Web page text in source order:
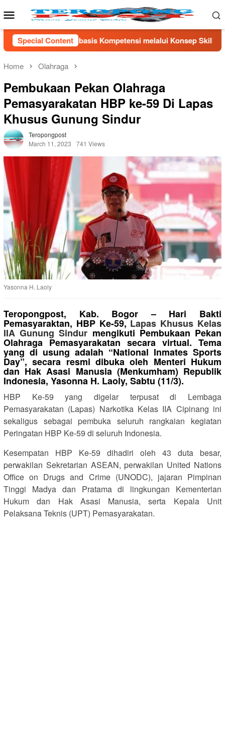
to
Mobile
Menu
Special Content
melalui Konsep Skills First Menko Polkam
Home Olahraga
Pembukaan Pekan Olahraga
Pemasyarakatan HBP ke-59 Di Lapas
Khusus Gunung Sindur
Teropongpost
March 11, 2023
741 Views
Yasonna H. Laoly
Teropongpost, Kab. Bogor – Hari Bakti
Pemasyaraktan, HBP Ke-59,Lapas Khusus Kelas
IIA Gunung Sindur mengikuti Pembukaan Pekan
Olahraga Pemasyarakatan secara virtual. Tema
yang di usung adalah “National Inmates Sports
Day”, secara resmi dibuka oleh Menteri Hukum
dan Hak Asasi Manusia (Menkumham) Republik
Indonesia, Yasonna H. Laoly, Sabtu (11/3).
HBP Ke-59 yang digelar terpusat di Lembaga
Pemasyarakatan (Lapas) Narkotika Kelas IIA Cipinang ini
sekaligus sebagai pembuka seluruh rangkaian kegiatan
Peringatan HBP Ke-59 di seluruh Indonesia.
Kesempatan HBP Ke-59 dihadiri oleh 43 duta besar,
perwakilan Sekretarian ASEAN, perwakilan United Nations
Office on Drugs and Crime (UNODC), jajaran Pimpinan
Tinggi Madya dan Pratama di lingkungan Kementerian
Hukum dan Hak Asasi Manusia, serta Kepala Unit
Pelaksana Teknis (UPT) Pemasyarakatan.